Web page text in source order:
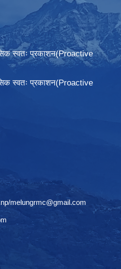
स्वतः प्रकाशन(Proactive
स्वतः प्रकाशन(Proactive
/melungrmc@gmail.com